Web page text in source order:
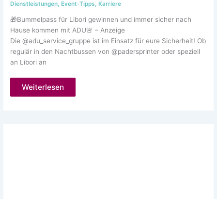
Dienstleistungen, Event-Tipps, Karriere
🎁Bummelpass für Libori gewinnen und immer sicher nach
Hause kommen mit ADU🚨 – Anzeige
Die @adu_service_gruppe ist im Einsatz für eure Sicherheit! Ob
regulär in den Nachtbussen von @padersprinter oder speziell
an Libori an
Sicher
Weiterlesen